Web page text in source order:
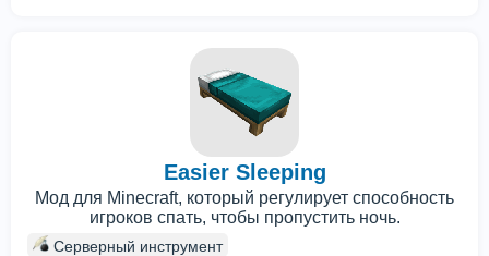
Easier Sleeping
Мод для Minecraft, который регулирует способность
игроков спать, чтобы пропустить ночь.
Серверный инструмент